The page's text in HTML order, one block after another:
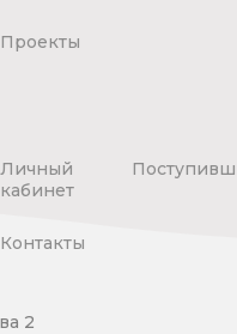
Проекты
Личный
кабинет
Контакты
2